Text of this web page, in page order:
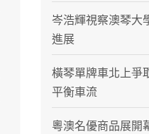
岑浩輝視察澳琴大
進展
橫琴單牌車北上爭
平衡車流
粵澳名優商品展開